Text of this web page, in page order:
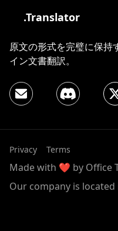
.Translator
原文の形式を完璧に保持
イン文書翻訳。
Privacy Terms
Made with ❤️ by Office
Our company is located